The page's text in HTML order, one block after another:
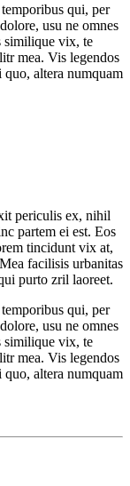
qui, per
usu ne omnes
similique vix, te
mea. Vis legendos
quo, altera numquam
periculis ex, nihil
partem ei est. Eos
tincidunt vix at,
facilisis urbanitas
purto zril laoreet.
qui, per
usu ne omnes
similique vix, te
mea. Vis legendos
quo, altera numquam